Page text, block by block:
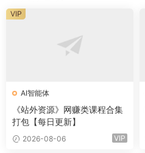
AI智能体
《站外资源》网赚类课程合集
打包【每日更新】
2026-08-06 VIP
VIP